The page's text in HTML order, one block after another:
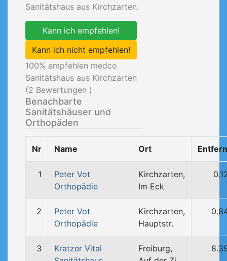
Sanitätshaus aus Kirchzarten.
Kann ich empfehlen!
Kann ich nicht empfehlen!
100% empfehlen medco
Sanitätshaus aus Kirchzarten
(2 Bewertungen )
Benachbarte
Sanitätshäuser und
Orthopäden
Nr Name Ort
1
Peter Vot
Orthopädie
Kirchzarten,
Im Eck
2
Peter Vot
Orthopädie
Kirchzarten,
Hauptstr.
3
Kratzer Vital
Freiburg,